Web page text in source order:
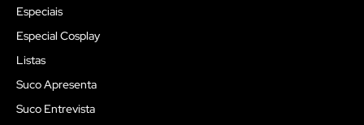
Especiais
Especial Cosplay
Listas
Suco Apresenta
Suco Entrevista